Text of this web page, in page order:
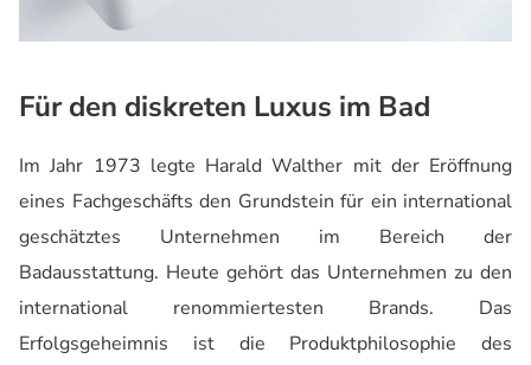
Für den diskreten Luxus im Bad
Im Jahr 1973 legte Harald Walther mit der Eröffnung
eines Fachgeschäfts den Grundstein für ein international
geschätztes Unternehmen im Bereich der
Badausstattung. Heute gehört das Unternehmen zu den
international renommiertesten Brands. Das
Erfolgsgeheimnis ist die Produktphilosophie des